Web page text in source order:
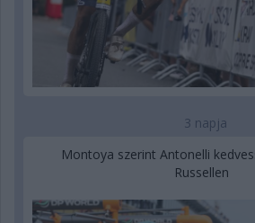
3 napja
Montoya szerint Antonelli
Russellen